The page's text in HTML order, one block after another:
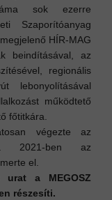
sok ezerre
Szaporítóanyag
HÍR-MAG
beindításával, az
regionális
lebonyolításával
működtető
főtitkára.
végezte az
2021-ben az
el.
urat a MEGOSZ
részesíti.